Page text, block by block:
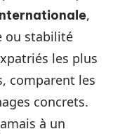
,
ou stabilité
les plus
comparent les
concrets.
à un